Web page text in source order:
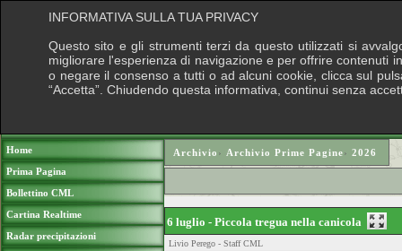
Home
Prima Pagina
Bollettino CML
Cartina Realtime
Radar precipitazioni
Archivio › Archivio Prime Pagine› 2026
6 luglio - Piccola tregua nella canicola
Livio Perego - Staff CML
INFORMATIVA SULLA TUA PRIVACY
Questo sito e gli strumenti terzi da questo utilizzati si
migliorare l'esperienza di navigazione e per offrire contenuti
o negare il consenso a tutti o ad alcuni cookie, clicca sul
“Accetta”. Chiudendo questa informativa, continui senza